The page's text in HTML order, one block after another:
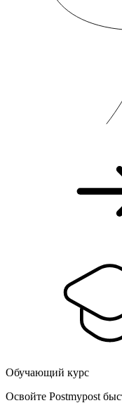
Обучающий курс
Освойте Postmypost